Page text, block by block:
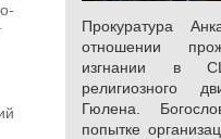
Прокуратура
отношении
изгнании в
религиозного
Гюлена.
попытке